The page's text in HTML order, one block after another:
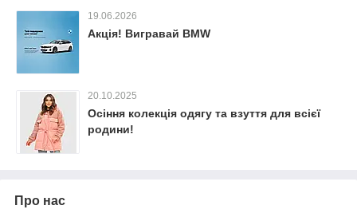
19.06.2026
Акція! Вигравай BMW
20.10.2025
Осіння колекція одягу та взуття для всієї
родини!
Про нас